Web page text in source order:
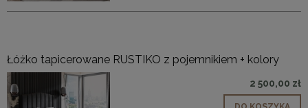
Łóżko tapicerowane RUSTIKO z pojemnikiem + kolory
2 500,00 zł